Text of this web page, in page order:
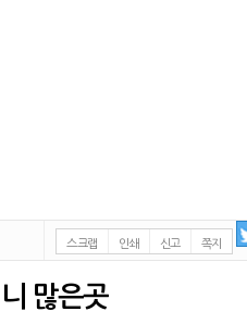
스크랩 인쇄 신고 쪽지
많은곳